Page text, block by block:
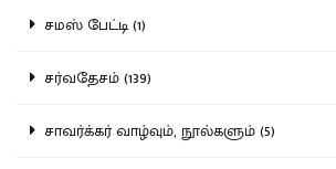
சமஸ் பேட்டி (1)
சர்வதேசம் (139)
சாவர்க்கர் வாழ்வும், நூல்களும் (5)